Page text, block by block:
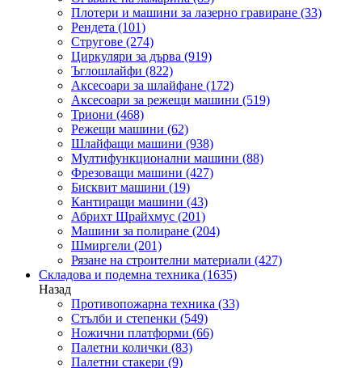
Плотери и машини за лазерно гравиране (33)
Рендета (101)
Стругове (274)
Циркуляри за дърва (919)
Ъглошлайфи (822)
Аксесоари за шлайфане (172)
Аксесоари за режещи машини (519)
Триони (468)
Режещи машини (62)
Шлайфащи машини (938)
Мултифункционални машини (88)
Фрезоващи машини (427)
Бисквит машини (19)
Кантиращи машини (43)
Абрихт Щрайхмус (201)
Машини за полиране (204)
Шмиргели (201)
Рязане на строителни материали (427)
Складова и подемна техника (1635)
Назад
Противопожарна техника (33)
Стълби и степенки (549)
Ножични платформи (66)
Палетни колички (83)
Палетни стакери (9)